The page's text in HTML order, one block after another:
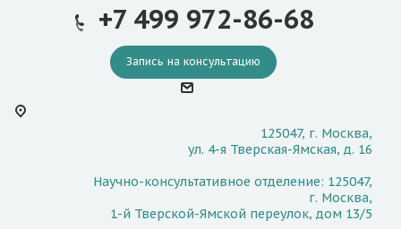
+7 499 972-86-68
Запись на консультацию
125047, г. Москва,
ул. 4-я Тверская-Ямская, д. 16
Научно-консультативное отделение: 125047,
г. Москва,
1-й Тверской-Ямской переулок, дом 13/5